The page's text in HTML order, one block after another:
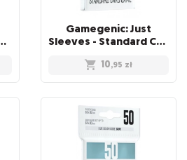
94 mm) 100 sztuk, Clear
Gamegenic: Just
Sleeves - Standard Card Game Sleeves (66x91 mm), Czarne, 50 sztuk
10,95 zł